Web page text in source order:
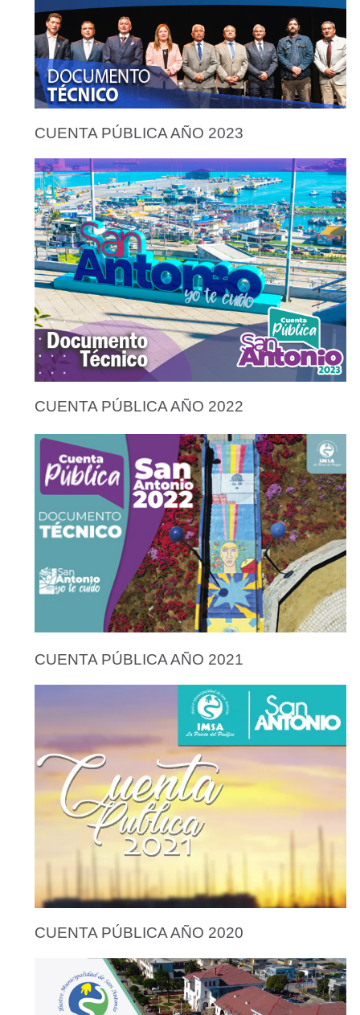
CUENTA PÚBLICA AÑO 2023
CUENTA PÚBLICA AÑO 2022
CUENTA PÚBLICA AÑO 2021
CUENTA PÚBLICA AÑO 2020